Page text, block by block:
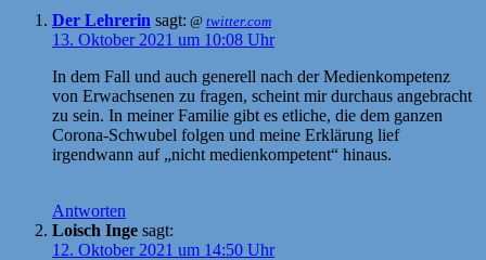
Der Lehrerin sagt: @ twitter.com
13. Oktober 2021 um 10:08 Uhr
In dem Fall und auch generell nach der Medienkompetenz
von Erwachsenen zu fragen, scheint mir durchaus angebracht
zu sein. In meiner Familie gibt es etliche, die dem ganzen
Corona-Schwubel folgen und meine Erklärung lief
irgendwann auf „nicht medienkompetent“ hinaus.
Antworten
Loisch Inge sagt:
12. Oktober 2021 um 14:50 Uhr